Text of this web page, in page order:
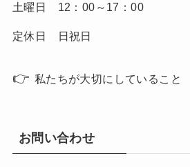
土曜日 12：00～17：00
定休日 日祝日
👉 私たちが大切にしていること
お問い合わせ